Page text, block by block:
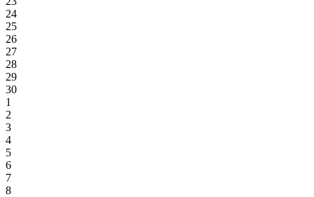
24
25
26
27
28
29
30
1
2
3
4
5
6
7
8